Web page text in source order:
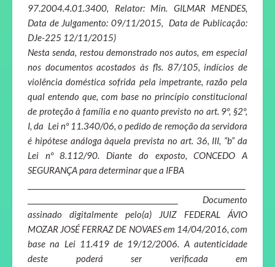
97.2004.4.01.3400, Relator: Min. GILMAR MENDES,
Data de Julgamento: 09/11/2015, Data de Publicação:
DJe-225 12/11/2015)
Nesta senda, restou demonstrado nos autos, em especial
nos documentos acostados às fls. 87/105, indícios de
violência doméstica sofrida pela impetrante, razão pela
qual entendo que, com base no princípio constitucional
de proteção à família e no quanto previsto no art. 9º, §2º,
I, da Lei nº 11.340/06, o pedido de remoção da servidora
é hipótese análoga àquela prevista no art. 36, III, “b” da
Lei nº 8.112/90. Diante do exposto, CONCEDO A
SEGURANÇA para determinar que a IFBA
_________________________________________________ Documento
assinado digitalmente pelo(a) JUIZ FEDERAL ÁVIO
MOZAR JOSÉ FERRAZ DE NOVAES em 14/04/2016, com
base na Lei 11.419 de 19/12/2006. A autenticidade
deste poderá ser verificada em